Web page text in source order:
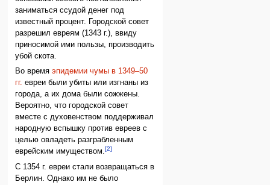
заниматься ссудой денег под
известный процент. Городской совет
разрешил евреям (1343 г.), ввиду
приносимой ими пользы, производить
убой скота.
Во времяэпидемии чумы в 1349–50
гг. евреи были убиты или изгнаны из
города, а их дома были сожжены.
Вероятно, что городской совет
вместе с духовенством поддерживал
народную вспышку против евреев с
целью овладеть разграбленным
еврейским имуществом.[2]
С 1354 г. евреи стали возвращаться в
Берлин. Однако им не было